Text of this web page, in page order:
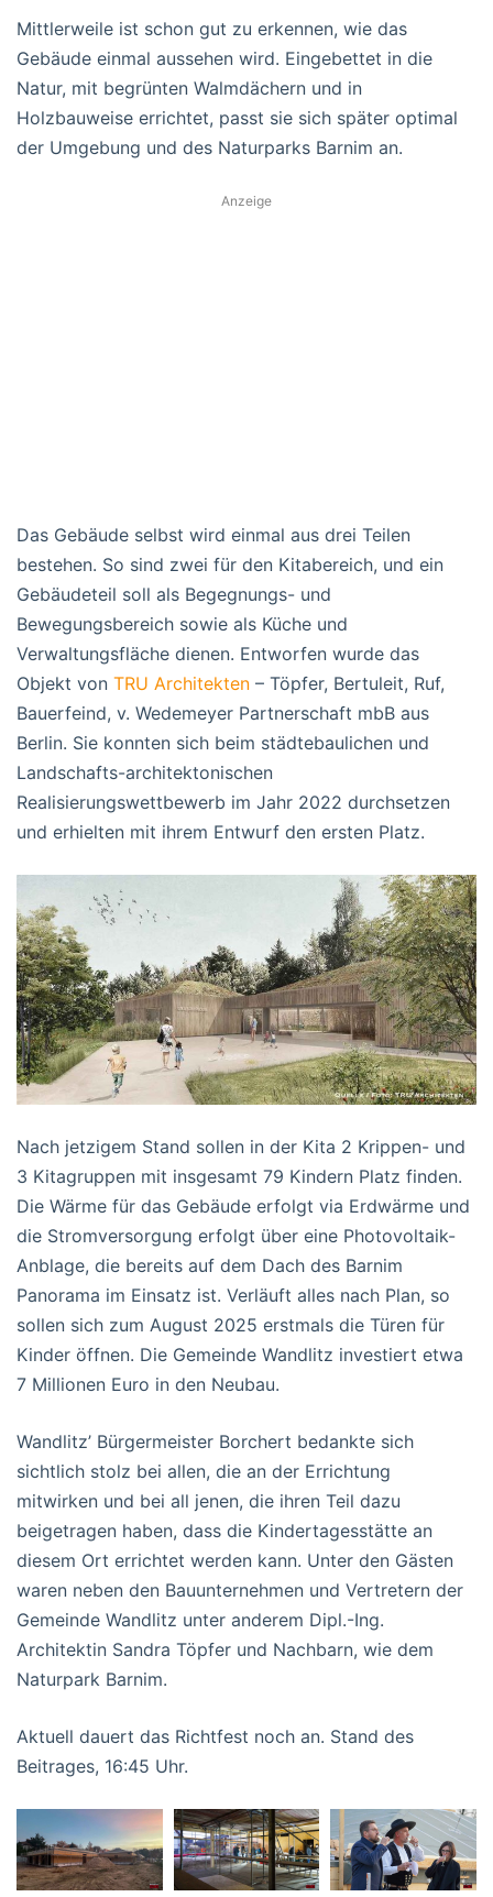
Mittlerweile ist schon gut zu erkennen, wie das
Gebäude einmal aussehen wird. Eingebettet in die
Natur, mit begrünten Walmdächern und in
Holzbauweise errichtet, passt sie sich später optimal
der Umgebung und des Naturparks Barnim an.
Anzeige
Das Gebäude selbst wird einmal aus drei Teilen
bestehen. So sind zwei für den Kitabereich, und ein
Gebäudeteil soll als Begegnungs- und
Bewegungsbereich sowie als Küche und
Verwaltungsfläche dienen. Entworfen wurde das
Objekt von TRU Architekten – Töpfer, Bertuleit, Ruf,
Bauerfeind, v. Wedemeyer Partnerschaft mbB aus
Berlin. Sie konnten sich beim städtebaulichen und
Landschafts-architektonischen
Realisierungswettbewerb im Jahr 2022 durchsetzen
und erhielten mit ihrem Entwurf den ersten Platz.
Nach jetzigem Stand sollen in der Kita 2 Krippen- und
3 Kitagruppen mit insgesamt 79 Kindern Platz finden.
Die Wärme für das Gebäude erfolgt via Erdwärme und
die Stromversorgung erfolgt über eine Photovoltaik-
Anblage, die bereits auf dem Dach des Barnim
Panorama im Einsatz ist. Verläuft alles nach Plan, so
sollen sich zum August 2025 erstmals die Türen für
Kinder öffnen. Die Gemeinde Wandlitz investiert etwa
7 Millionen Euro in den Neubau.
Wandlitz’ Bürgermeister Borchert bedankte sich
sichtlich stolz bei allen, die an der Errichtung
mitwirken und bei all jenen, die ihren Teil dazu
beigetragen haben, dass die Kindertagesstätte an
diesem Ort errichtet werden kann. Unter den Gästen
waren neben den Bauunternehmen und Vertretern der
Gemeinde Wandlitz unter anderem Dipl.-Ing.
Architektin Sandra Töpfer und Nachbarn, wie dem
Naturpark Barnim.
Aktuell dauert das Richtfest noch an. Stand des
Beitrages, 16:45 Uhr.